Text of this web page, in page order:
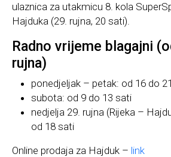
ulaznica za utakmicu 8. kola
Hajduka (29. rujna, 20 sati).
Radno vrijeme blagajni
rujna)
ponedjeljak – petak: od 16 do
subota: od 9 do 13 sati
nedjelja 29. rujna (Rijeka –
od 18 sati
Online prodaja za Hajduk – link